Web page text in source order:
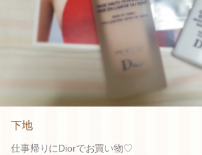
下地
仕事帰りにDiorでお買い物♡